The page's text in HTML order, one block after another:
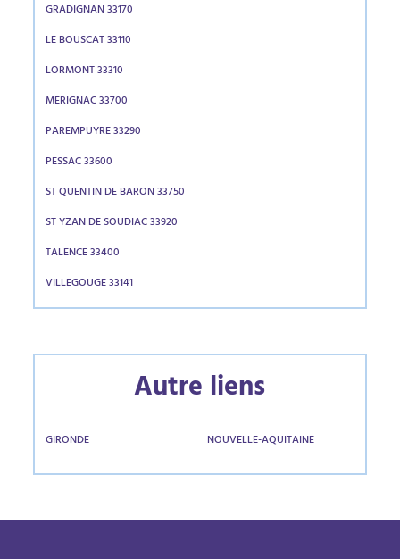
GRADIGNAN 33170
LE BOUSCAT 33110
LORMONT 33310
MERIGNAC 33700
PAREMPUYRE 33290
PESSAC 33600
ST QUENTIN DE BARON 33750
ST YZAN DE SOUDIAC 33920
TALENCE 33400
VILLEGOUGE 33141
Autre liens
GIRONDE NOUVELLE-AQUITAINE